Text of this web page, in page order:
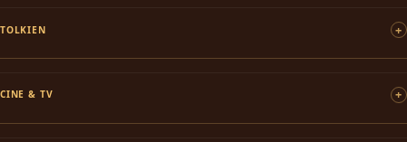
TOLKIEN
CINE & TV